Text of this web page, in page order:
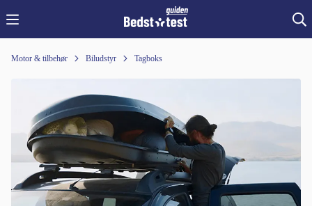
Motor & tilbehør Biludstyr Tagboks